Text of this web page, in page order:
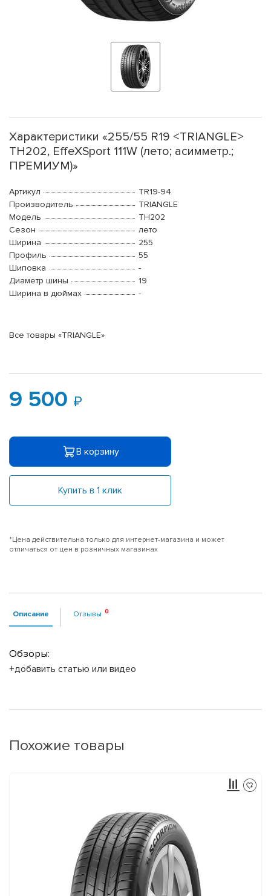
Характеристики «255/55 R19 <TRIANGLE>
TH202, EffeXSport 111W (лето; асимметр.;
ПРЕМИУМ)»
Артикул
TR19-94
Производитель
TRIANGLE
Модель
TH202
Сезон
лето
Ширина
255
Профиль
55
Шиповка
-
Диаметр шины
19
Ширина в дюймах
-
Все товары «TRIANGLE»
9 500
В корзину
Купить в 1 клик
*Цена действительна только для интернет-магазина и может
отличаться от цен в розничных магазинах
Описание Отзывы
Обзоры:
+добавить статью или видео
Похожие товары